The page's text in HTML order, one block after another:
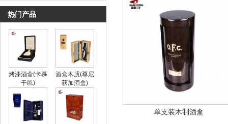
热门产品
烤漆酒盒(卡慕
干邑)
酒盒木质(尊尼
获加酒盒)
单支装木制酒盒